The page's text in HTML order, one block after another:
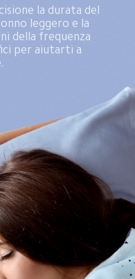
la durata del
leggero e la
della frequenza
per aiutarti a